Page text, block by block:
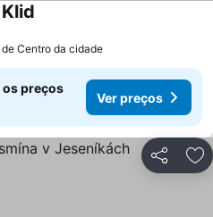
de Centro da cidade
os preços
Ver preços
Partilhar